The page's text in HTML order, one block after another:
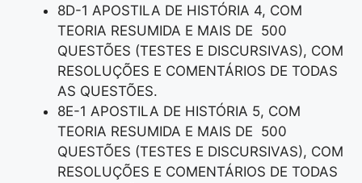
8D-1 APOSTILA DE HISTÓRIA 4, COM
TEORIA RESUMIDA E MAIS DE 500
QUESTÕES (TESTES E DISCURSIVAS), COM
RESOLUÇÕES E COMENTÁRIOS DE TODAS
AS QUESTÕES.
8E-1 APOSTILA DE HISTÓRIA 5, COM
TEORIA RESUMIDA E MAIS DE 500
QUESTÕES (TESTES E DISCURSIVAS), COM
RESOLUÇÕES E COMENTÁRIOS DE TODAS